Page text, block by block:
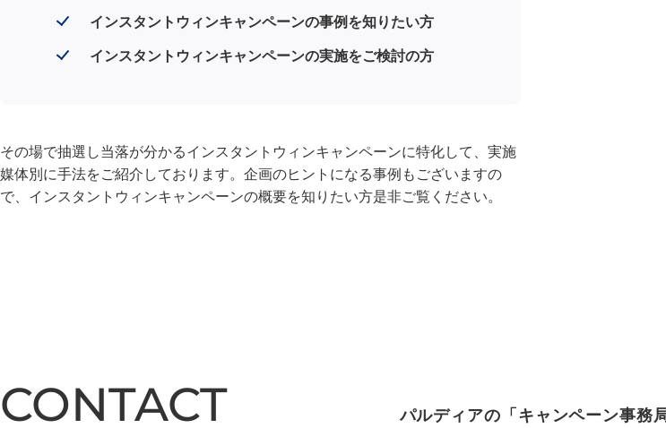
インスタントウィンキャンペーンの事例を知りたい方
インスタントウィンキャンペーンの実施をご検討の方
その場で抽選し当落が分かるインスタントウィンキャンペーンに特化して、実施
媒体別に手法をご紹介しております。企画のヒントになる事例もございますの
で、インスタントウィンキャンペーンの概要を知りたい方是非ご覧ください。
CONTACT
CONTACT パルディアの「キャンペーン事務